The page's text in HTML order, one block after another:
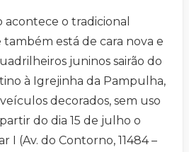
acontece o tradicional
está de cara nova e
juninos sairão do
à Igrejinha da Pampulha,
decorados, sem uso
do dia 15 de julho o
I (Av. do Contorno, 11484 –